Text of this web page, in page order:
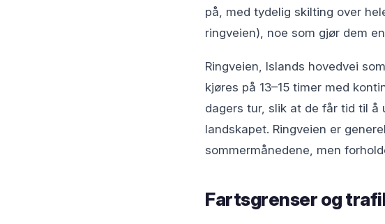
på, med tydelig skilting over
ringveien), noe som gjør dem
Ringveien, Islands hovedvei
kjøres på 13–15 timer med
dagers tur, slik at de får tid til
landskapet. Ringveien er
sommermånedene, men
Fartsgrenser og